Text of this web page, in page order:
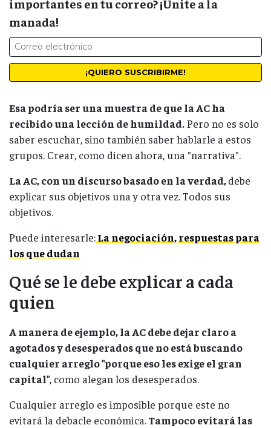
importantes en tu correo? ¡Unite a la
manada!
Esa podría ser una muestra de que la AC ha
recibido una lección de humildad.Pero no es solo
saber escuchar, sino también saber hablarle a estos
grupos. Crear, como dicen ahora, una "narrativa".
La AC, con un discurso basado en la verdad,debe
explicar sus objetivos una y otra vez. Todos sus
objetivos.
Puede interesarle:La negociación, respuestas para
los que dudan
Qué se le debe explicar a cada
quien
A manera de ejemplo, la AC debe dejar claro a
agotados y desesperados que no está buscando
cualquier arreglo "porque eso les exige el gran
capital", como alegan los desesperados.
Cualquier arreglo es imposible porque este no
evitará la debacle económica.Tampoco evitará las